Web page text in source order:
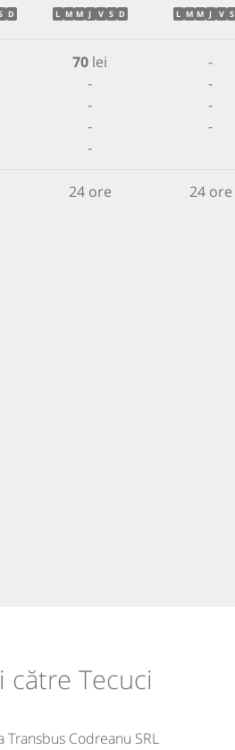
D L M M J V S D L M M J V S
70 lei
-
-
-
-
-
-
-
-
24 ore 24 ore
către Tecuci
Transbus Codreanu SRL